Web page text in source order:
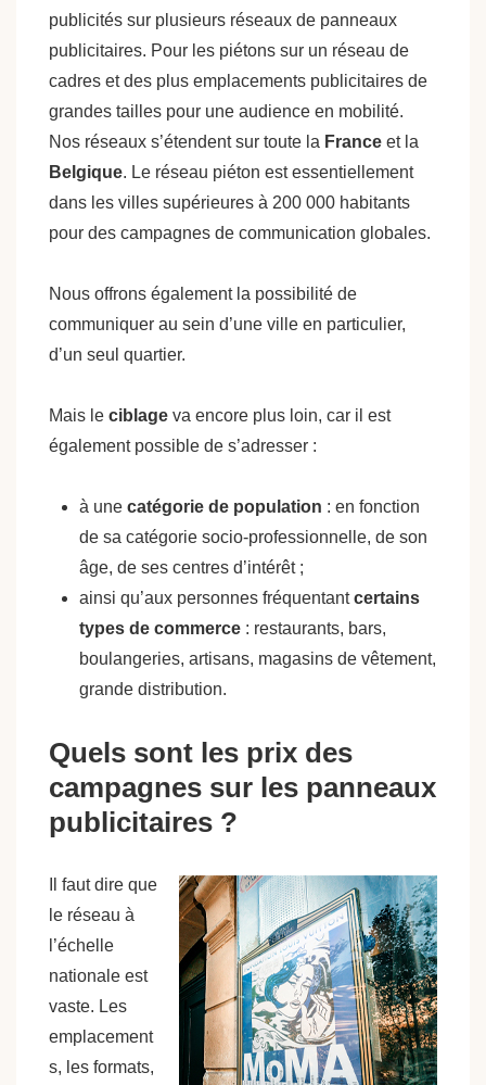
publicités sur plusieurs réseaux de panneaux
publicitaires. Pour les piétons sur un réseau de
cadres et des plus emplacements publicitaires de
grandes tailles pour une audience en mobilité.
Nos réseaux s’étendent sur toute la France et la
Belgique. Le réseau piéton est essentiellement
dans les villes supérieures à 200 000 habitants
pour des campagnes de communication globales.
Nous offrons également la possibilité de
communiquer au sein d’une ville en particulier,
d’un seul quartier.
Mais le ciblage va encore plus loin, car il est
également possible de s’adresser :
à une catégorie de population : en fonction
de sa catégorie socio-professionnelle, de son
âge, de ses centres d’intérêt ;
ainsi qu’aux personnes fréquentantcertains
types de commerce : restaurants, bars,
boulangeries, artisans, magasins de vêtement,
grande distribution.
Quels sont les prix des
campagnes sur les panneaux
publicitaires ?
Il faut dire que
le réseau à
l’échelle
nationale est
vaste. Les
emplacement
s, les formats,